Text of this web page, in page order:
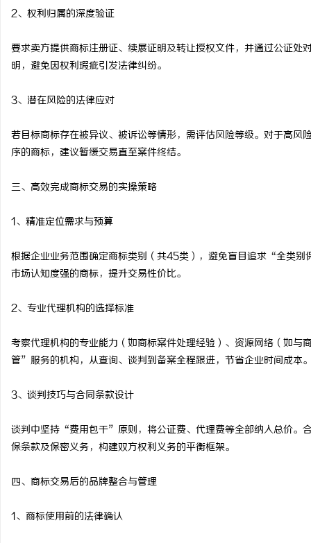
2、权利归属的深度验证
要求卖方提供商标注册证、续展证明及转让授权文件，并通过公证
明，避免因权利瑕疵引发法律纠纷。
3、潜在风险的法律应对
若目标商标存在被异议、被诉讼等情形，需评估风险等级。对于高
序的商标，建议暂缓交易直至案件终结。
三、高效完成商标交易的实操策略
1、精准定位需求与预算
根据企业业务范围确定商标类别（共45类），避免盲目追求“全类
市场认知度强的商标，提升交易性价比。
2、专业代理机构的选择标准
考察代理机构的专业能力（如商标案件处理经验）、资源网络（如
管”服务的机构，从查询、谈判到备案全程跟进，节省企业时间成本
3、谈判技巧与合同条款设计
谈判中坚持“费用包干”原则，将公证费、代理费等全部纳入总价。
保条款及保密义务，构建双方权利义务的平衡框架。
四、商标交易后的品牌整合与管理
1、商标使用前的法律确认